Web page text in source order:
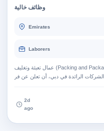
وظائف خالية
Emirates
Laborers
عمال تعبئة وتغليف (Packing and Packaging Workers)يسر شركة بان عرب ذ.م.م،
2d
ago